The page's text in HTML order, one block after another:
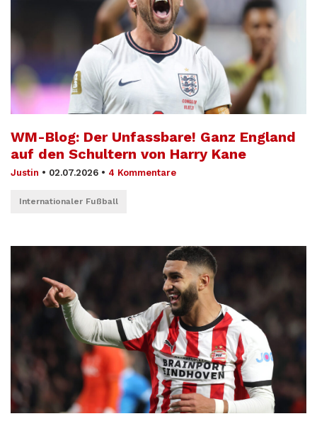
WM-Blog: Der Unfassbare! Ganz England
auf den Schultern von Harry Kane
Justin • 02.07.2026 • 4 Kommentare
Internationaler Fußball